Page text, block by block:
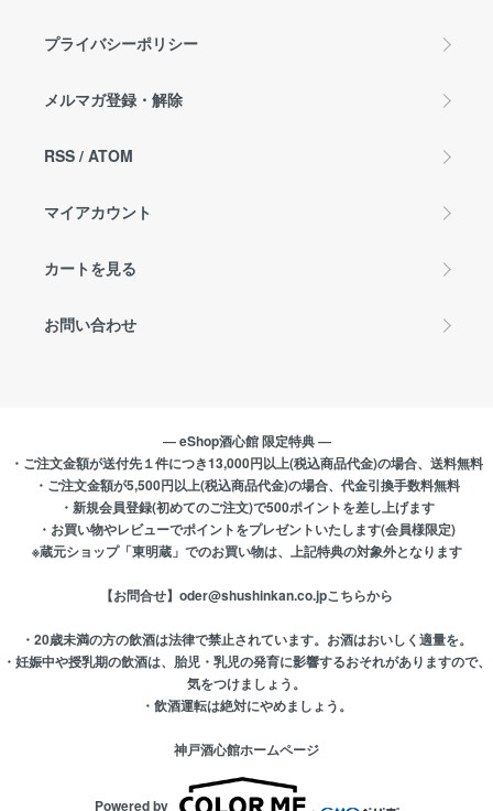
プライバシーポリシー
メルマガ登録・解除
RSS / ATOM
マイアカウント
カートを見る
お問い合わせ
― eShop酒心館 限定特典 ―
・ご注文金額が送付先１件につき13,000円以上(税込商品代金)の場合、送料無料
・ご注文金額が5,500円以上(税込商品代金)の場合、代金引換手数料無料
・新規会員登録(初めてのご注文)で500ポイントを差し上げます
・お買い物やレビューでポイントをプレゼントいたします(会員様限定)
※蔵元ショップ「東明蔵」でのお買い物は、上記特典の対象外となります
【お問合せ】oder@shushinkan.co.jpこちらから
・20歳未満の方の飲酒は法律で禁止されています。お酒はおいしく適量を。
・妊娠中や授乳期の飲酒は、胎児・乳児の発育に影響するおそれがありますので、
気をつけましょう。
・飲酒運転は絶対にやめましょう。
神戸酒心館ホームページ
Powered by